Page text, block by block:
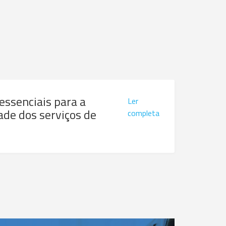
para a
dos serviços de
Ler
completa